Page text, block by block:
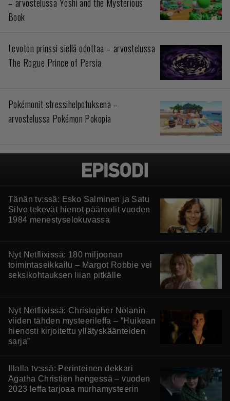
– arvostelussa Yoshi and the Mysterious
Book
Levoton prinssi siellä odottaa – arvostelussa
The Rogue Prince of Persia
Pokémonit stressihelpotuksena –
arvostelussa Pokémon Pokopia
Tänän tv:ssä: Esko Salminen ja Satu
Silvo tekevät hienot pääroolit vuoden
1984 menestyselokuvassa
Nyt Netflixissä: 180 miljoonan
toimintaseikkailu – Margot Robbie vei
seksikohtauksen liian pitkälle
Nyt Netflixissä: Christopher Nolanin
viiden tähden mysteerileffa – ”Huikean
hienosti kirjoitettu yllätyskäänteiden
sarja”
Illalla tv:ssä: Perinteinen dekkari
Agatha Christien hengessä – vuoden
2023 leffa tarjoaa murhamysteerin